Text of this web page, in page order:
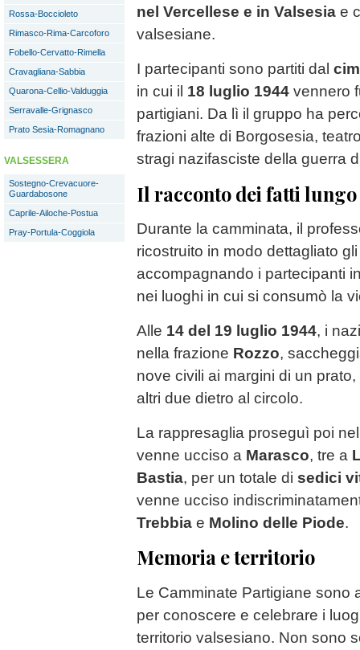
Rossa-Boccioleto
Rimasco-Rima-Carcoforo
Fobello-Cervatto-Rimella
Cravagliana-Sabbia
Quarona-Cellio-Valduggia
Serravalle-Grignasco
Prato Sesia-Romagnano
VALSESSERA
Sostegno-Crevacuore-
Guardabosone
Caprile-Ailoche-Postua
Pray-Portula-Coggiola
nel Vercellese e in Valsesia e
valsesiane.
I partecipanti sono partiti dal
in cui il 18 luglio 1944 vennero
partigiani. Da lì il gruppo ha
frazioni alte di Borgosesia,
stragi nazifasciste della guerra
Il racconto dei fatti
Durante la camminata, il
ricostruito in modo dettagliato
accompagnando i partecipanti
nei luoghi in cui si consumò la
Alle 14 del 19 luglio 1944, i
nella frazione Rozzo,
nove civili ai margini di un
altri due dietro al circolo.
La rappresaglia proseguì poi
venne ucciso a Marasco, tre a
Bastia, per un totale di sedici
venne ucciso
Trebbia e Molino delle Piode.
Memoria e territorio
Le Camminate Partigiane sono
per conoscere e celebrare i
territorio valsesiano. Non sono